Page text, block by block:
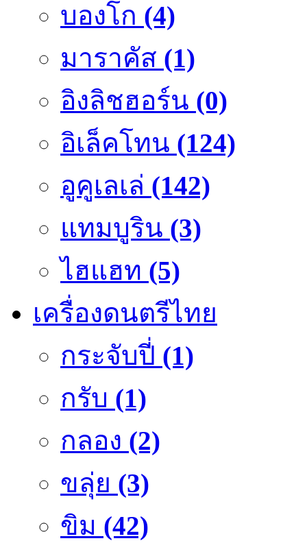
บองโก (4)
มาราคัส (1)
อิงลิชฮอร์น (0)
อิเล็คโทน (124)
อูคูเลเล่ (142)
แทมบูริน (3)
ไฮแฮท (5)
เครื่องดนตรีไทย
กระจับปี่ (1)
กรับ (1)
กลอง (2)
ขลุ่ย (3)
ขิม (42)